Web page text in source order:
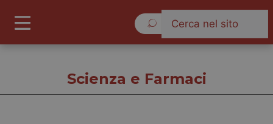
Scienza e Farmaci